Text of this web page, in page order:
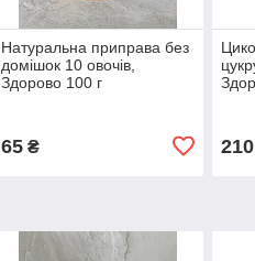
Натуральна приправа без
домішок 10 овочів,
Здорово 100 г
65₴ 210